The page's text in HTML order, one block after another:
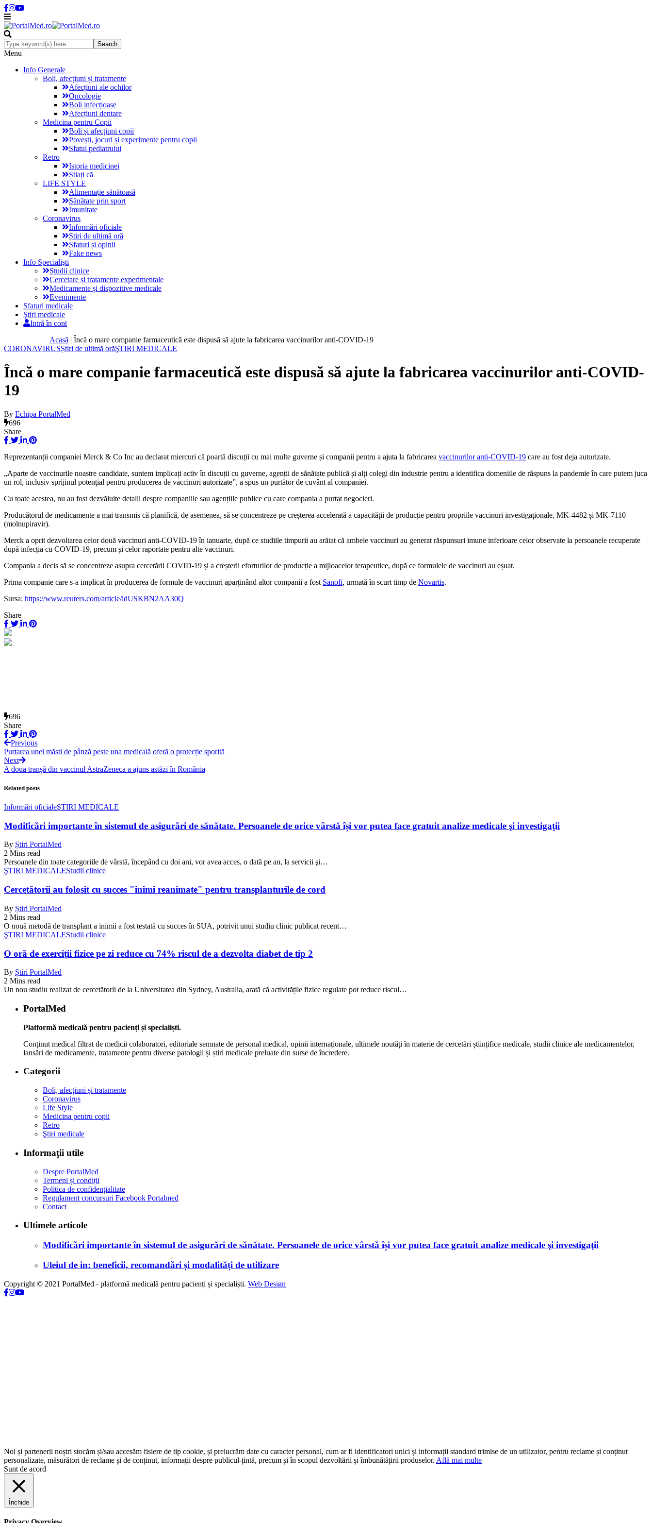
Menu
Info Generale
Boli, afecțiuni și tratamente
Afecțiuni ale ochilor
Oncologie
Boli infecțioase
Afecțiuni dentare
Medicina pentru Copii
Boli și afecțiuni copii
Povești, jocuri și experimente pentru copii
Sfatul pediatrului
Retro
Istoria medicinei
Știați că
LIFE STYLE
Alimentație sănătoasă
Sănătate prin sport
Imunitate
Coronavirus
Informări oficiale
Știri de ultimă oră
Sfaturi și opinii
Fake news
Info Specialişti
Studii clinice
Cercetare și tratamente experimentale
Medicamente și dispozitive medicale
Evenimente
Sfaturi medicale
Ştiri medicale
Intră în cont
Acasă | Încă o mare companie farmaceutică este dispusă să ajute la fabricarea vaccinurilor anti-COVID-19
CORONAVIRUSȘtiri de ultimă orăŞTIRI MEDICALE
Încă o mare companie farmaceutică este dispusă să ajute la fabricarea vaccinurilor anti-COVID-
19
By Echipa PortalMed
696
Share
Reprezentanții companiei Merck & Co Inc au declarat miercuri că poartă discuții cu mai multe guverne și companii pentru a ajuta la fabricarea vaccinurilor anti-COVID-19 care au fost deja autorizate.
„Aparte de vaccinurile noastre candidate, suntem implicați activ în discuții cu guverne, agenții de sănătate publică și alți colegi din industrie pentru a identifica domeniile de răspuns la pandemie în care putem juca
un rol, inclusiv sprijinul potențial pentru producerea de vaccinuri autorizate”, a spus un purtător de cuvânt al companiei.
Cu toate acestea, nu au fost dezvăluite detalii despre companiile sau agențiile publice cu care compania a purtat negocieri.
Producătorul de medicamente a mai transmis că planifică, de asemenea, să se concentreze pe creșterea accelerată a capacității de producție pentru propriile vaccinuri investigaționale, MK-4482 și MK-7110
(molnupiravir).
Merck a oprit dezvoltarea celor două vaccinuri anti-COVID-19 în ianuarie, după ce studiile timpurii au arătat că ambele vaccinuri au generat răspunsuri imune inferioare celor observate la persoanele recuperate
după infecția cu COVID-19, precum și celor raportate pentru alte vaccinuri.
Compania a decis să se concentreze asupra cercetării COVID-19 și a creșterii eforturilor de producție a mijloacelor terapeutice, după ce formulele de vaccinuri au eșuat.
Prima companie care s-a implicat în producerea de formule de vaccinuri aparținând altor companii a fost Sanofi, urmată în scurt timp de Novartis.
Sursa: https://www.reuters.com/article/idUSKBN2AA30Q
Share
696
Share
Previous
Purtarea unei măști de pânză peste una medicală oferă o protecție sporită
Next
A doua tranșă din vaccinul AstraZeneca a ajuns astăzi în România
Related posts
Informări oficialeŞTIRI MEDICALE
Modificări importante în sistemul de asigurări de sănătate. Persoanele de orice vârstă își vor putea face gratuit analize medicale şi investigaţii
By Știri PortalMed
2 Mins read
Persoanele din toate categoriile de vârstă, începând cu doi ani, vor avea acces, o dată pe an, la servicii şi…
ŞTIRI MEDICALEStudii clinice
Cercetătorii au folosit cu succes "inimi reanimate" pentru transplanturile de cord
By Știri PortalMed
2 Mins read
O nouă metodă de transplant a inimii a fost testată cu succes în SUA, potrivit unui studiu clinic publicat recent…
ŞTIRI MEDICALEStudii clinice
O oră de exerciții fizice pe zi reduce cu 74% riscul de a dezvolta diabet de tip 2
By Știri PortalMed
2 Mins read
Un nou studiu realizat de cercetătorii de la Universitatea din Sydney, Australia, arată că activitățile fizice regulate pot reduce riscul…
PortalMed
Platformă medicală pentru pacienți și specialiști.
Conținut medical filtrat de medicii colaboratori, editoriale semnate de personal medical, opinii internaționale, ultimele noutăți în materie de cercetări științifice medicale, studii clinice ale medicamentelor,
lansări de medicamente, tratamente pentru diverse patologii și știri medicale preluate din surse de încredere.
Categorii
Boli, afecțiuni și tratamente
Coronavirus
Life Style
Medicina pentru copii
Retro
Ştiri medicale
Informaţii utile
Despre PortalMed
Termeni și condiții
Politica de confidențialitate
Regulament concursuri Facebook Portalmed
Contact
Ultimele articole
Modificări importante în sistemul de asigurări de sănătate. Persoanele de orice vârstă își vor putea face gratuit analize medicale şi investigaţii
Uleiul de in: beneficii, recomandări și modalități de utilizare
Copyright © 2021 PortalMed - platformă medicală pentru pacienți și specialiști. Web Design
Noi și partenerii noștri stocăm și/sau accesăm fisiere de tip cookie, și prelucrăm date cu caracter personal, cum ar fi identificatori unici și informații standard trimise de un utilizator, pentru reclame și conținut
personalizate, măsurători de reclame și de conținut, informații despre publicul-țintă, precum și în scopul dezvoltării și îmbunătățirii produselor. Află mai multe
Sunt de acord
Închide